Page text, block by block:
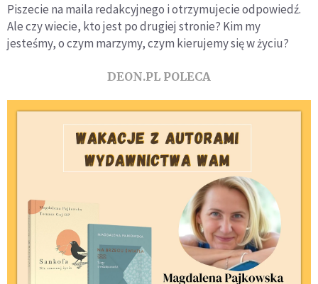
Piszecie na maila redakcyjnego i otrzymujecie odpowiedź.
Ale czy wiecie, kto jest po drugiej stronie? Kim my
jesteśmy, o czym marzymy, czym kierujemy się w życiu?
DEON.PL POLECA